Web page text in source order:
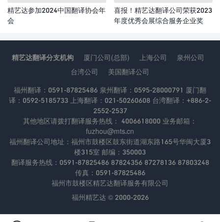
精艺达参加2024中国翻译协会年
会
喜报！精艺达翻译公司荣获2023
年度优秀会展综合服务企业奖
精艺达翻译分支机构 厦门公司(总部) 上海公司
泉州公司
台湾公司
美国翻译公司
福州翻译：0591-87825486 泉州翻译：0595-28000791 厦门翻
译：0592-5185733 上海翻译：021-50260608 台湾翻译：+886-2-
2552-2537
其他地区请拨打翻译服务热线： 4006618000 业务邮箱：
fuzhou@mts.cn
福州翻译公司地址：福州市鼓楼区鼓东街道湖东路165号华闽大厦3
楼315室 邮编：350003
翻译服务热线：0591-87825486 87824356 87278136 87803248
传真：0591-87825486
福州市鼓楼区精艺达翻译服务有限公司
福州精艺达 © 2000-2026